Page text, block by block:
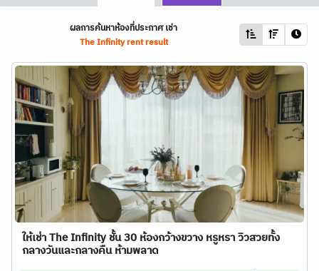
ผลการค้นหาห้องที่ประกาศ เช่า
The Infinity rent result
ให้เช่า The Infinity ชั้น 30 ห้องกว้างขวาง หรูหรา วิวสวยทั้ง
กลางวันและกลางคืน ห้ามพลาด